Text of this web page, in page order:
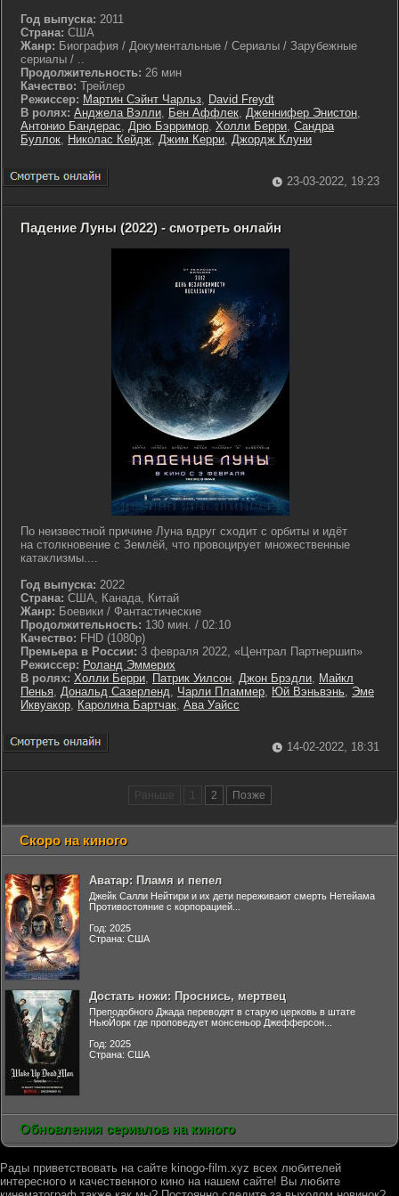
Год выпуска: 2011
Страна: США
Жанр: Биография / Документальные / Сериалы / Зарубежные
сериалы / ..
Продолжительность: 26 мин
Качество: Трейлер
Режиссер: Мартин Сэйнт Чарльз, David Freydt
В ролях: Анджела Вэлли, Бен Аффлек, Дженнифер Энистон,
Антонио Бандерас, Дрю Бэрримор, Холли Берри, Сандра
Буллок, Николас Кейдж, Джим Керри, Джордж Клуни
23-03-2022, 19:23
Падение Луны (2022) - смотреть онлайн
По неизвестной причине Луна вдруг сходит с орбиты и идёт
на столкновение с Землёй, что провоцирует множественные
катаклизмы....
Год выпуска: 2022
Страна: США, Канада, Китай
Жанр: Боевики / Фантастические
Продолжительность: 130 мин. / 02:10
Качество: FHD (1080p)
Премьера в России: 3 февраля 2022, «Централ Партнершип»
Режиссер: Роланд Эммерих
В ролях: Холли Берри, Патрик Уилсон, Джон Брэдли, Майкл
Пенья, Дональд Сазерленд, Чарли Пламмер, Юй Вэньвэнь, Эме
Иквуакор, Каролина Бартчак, Ава Уайсс
14-02-2022, 18:31
Раньше 2 Позже
Скоро на киного
Аватар: Пламя и пепел
Джейк Салли Нейтири и их дети переживают смерть Нетейама
Противостояние с корпорацией...
Год: 2025
Страна: США
Достать ножи: Проснись, мертвец
Преподобного Джада переводят в старую церковь в штате
НьюЙорк где проповедует монсеньор Джефферсон...
Год: 2025
Страна: США
Обновления сериалов на киного
Рады приветствовать на сайте kinogo-film.xyz всех любителей
интересного и качественного кино на нашем сайте! Вы любите